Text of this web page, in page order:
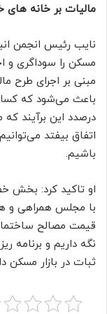
مالیات بر خانه های
نایب رئیس انجمن
مسکن را سوداگری و
مبنی بر اجرای طرح
باعث می‌شود که
درصدد این برآیند که
اتفاق بیفتد
باشیم.
او تاکید کرد: بخش
با مجلس همراهی و
قیمت مصالح
نگه داریم و برنامه
ثبات در بازار مسکن